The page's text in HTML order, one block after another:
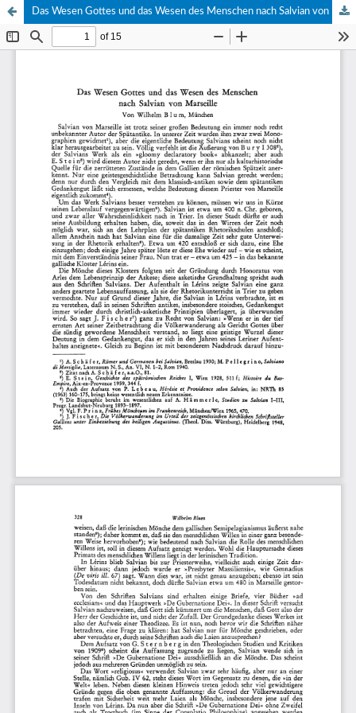
Das Wesen Gottes und das Wesen des Menschen nach Salvian von Marseille